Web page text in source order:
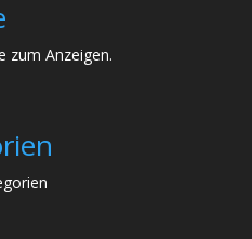
zum Anzeigen.